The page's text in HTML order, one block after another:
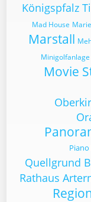
Königspfalz
Mad House
Marstall
Movie
Quellgrund
Rathaus